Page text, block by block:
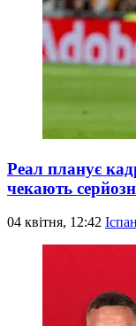
Реал планує
чекають
04 квітня, 12:42